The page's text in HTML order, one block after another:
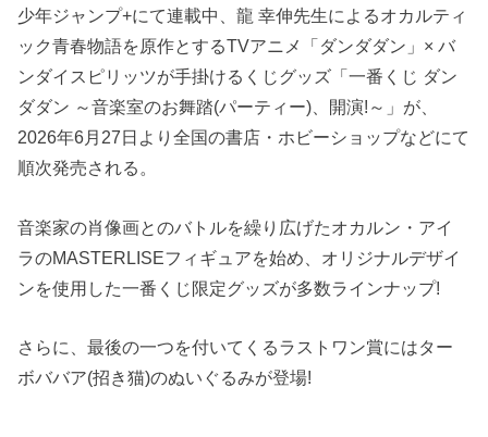
少年ジャンプ+にて連載中、龍 幸伸先生によるオカルティ
ック青春物語を原作とするTVアニメ「ダンダダン」× バ
ンダイスピリッツが手掛けるくじグッズ「一番くじ ダン
ダダン ～音楽室のお舞踏(パーティー)、開演!～」が、
2026年6月27日より全国の書店・ホビーショップなどにて
順次発売される。
音楽家の肖像画とのバトルを繰り広げたオカルン・アイ
ラのMASTERLISEフィギュアを始め、オリジナルデザイ
ンを使用した一番くじ限定グッズが多数ラインナップ!
さらに、最後の一つを付いてくるラストワン賞にはター
ボババア(招き猫)のぬいぐるみが登場!